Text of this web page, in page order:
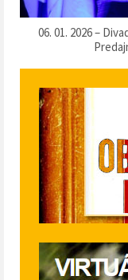
06. 01. 2026 –